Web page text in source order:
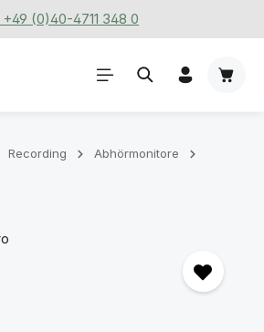
+49 (0)40-4711 348 0
Recording
Abhörmonitore